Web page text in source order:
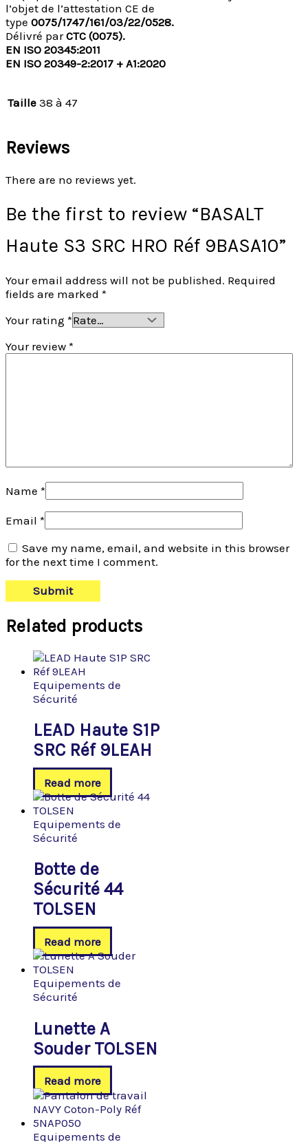
l’objet de l’attestation CE de
type 0075/1747/161/03/22/0528.
Délivré parCTC (0075).
EN ISO 20345:2011
EN ISO 20349-2:2017 + A1:2020
Taille 38 à 47
Reviews
There are no reviews yet.
Be the first to review “BASALT
Haute S3 SRC HRO Réf 9BASA10”
Your email address will not be published. Required
fields are marked *
Your rating *
Your review *
Name *
Email *
Save my name, email, and website in this browser
for the next time I comment.
Related products
Equipements de
Sécurité
LEAD Haute S1P
SRC Réf 9LEAH
Read more
Equipements de
Sécurité
Botte de
Sécurité 44
TOLSEN
Read more
Equipements de
Sécurité
Lunette A
Souder TOLSEN
Read more
Equipements de